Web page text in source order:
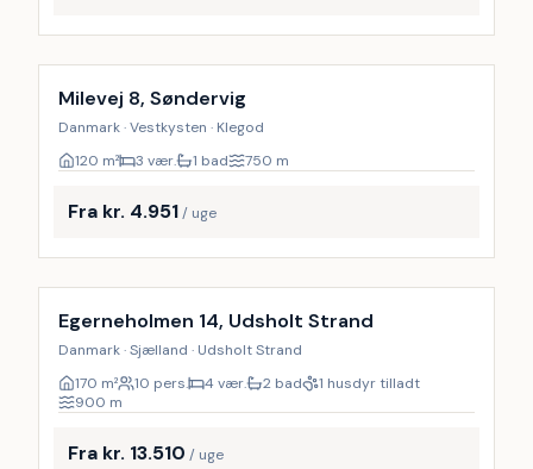
Milevej 8, Søndervig
Danmark · Vestkysten · Klegod
120 m² 3 vær. 1 bad 750 m
Fra kr. 4.951/ uge
Inkl. rengøring
Egerneholmen 14, Udsholt Strand
Danmark · Sjælland · Udsholt Strand
170 m² 10 pers. 4 vær. 2 bad
1 husdyr tilladt
900 m
Fra kr. 13.510 / uge